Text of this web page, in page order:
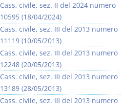
Cass. civile, sez. II del 2024 numero
10595 (18/04/2024)
Cass. civile, sez. III del 2013 numero
11119 (10/05/2013)
Cass. civile, sez. III del 2013 numero
12248 (20/05/2013)
Cass. civile, sez. III del 2013 numero
13189 (28/05/2013)
Cass. civile, sez. III del 2013 numero